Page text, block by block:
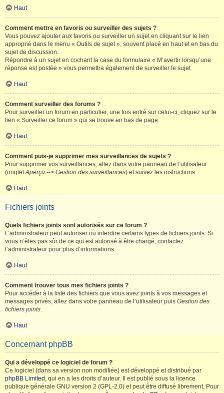
Haut
Comment mettre en favoris ou surveiller des sujets ?
Vous pouvez ajouter aux favoris ou surveiller un sujet en cliquant sur le lien
approprié dans le menu « Outils de sujet », souvent placé en haut et en bas du
sujet de discussion.
Répondre à un sujet en cochant la case du formulaire « M’avertir lorsqu’une
réponse est postée » vous permettra également de surveiller le sujet.
Haut
Comment surveiller des forums ?
Pour surveiller un forum en particulier, une fois entré sur celui-ci, cliquez sur le
lien « Surveiller ce forum » qui se trouve en bas de page.
Haut
Comment puis-je supprimer mes surveillances de sujets ?
Pour supprimer vos surveillances, allez dans votre panneau de l’utilisateur
(ongletAperçu --> Gestion des surveillances) et suivez les instructions.
Haut
Fichiers joints
Quels fichiers joints sont autorisés sur ce forum ?
L’administrateur peut autoriser ou interdire certains types de fichiers joints. Si
vous n’êtes pas sûr de ce qui est autorisé à être chargé, contactez
l’administrateur pour plus d’informations.
Haut
Comment trouver tous mes fichiers joints ?
Pour accéder à la liste des fichiers que vous avez joints à vos messages et
messages privés, allez dans votre panneau de l’utilisateur puis Gestion des
fichiers joints.
Haut
Concernant phpBB
Qui a développé ce logiciel de forum ?
Ce logiciel (dans sa version non modifiée) est développé et distribué par
phpBB Limited , qui en a les droits d’auteur. Il est publié sous la licence
publique générale GNU version 2 (GPL-2.0) et peut être diffusé librement. Pour